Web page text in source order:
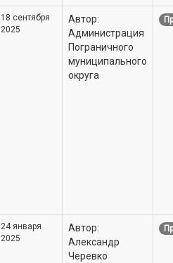
18 сентября
2025
Автор:
Администрация
Пограничного
муниципального
округа
24 января
2025
Автор:
Александр
Черевко